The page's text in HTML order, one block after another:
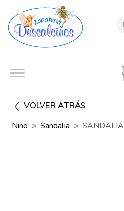
VOLVER ATRÁS
Niño Sandalia